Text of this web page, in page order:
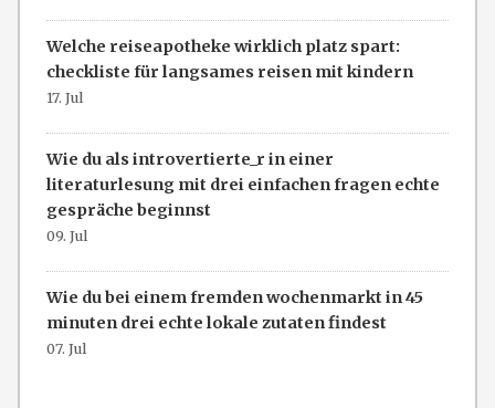
Welche reiseapotheke wirklich platz spart:
checkliste für langsames reisen mit kindern
17. Jul
Wie du als introvertierte_r in einer
literaturlesung mit drei einfachen fragen echte
gespräche beginnst
09. Jul
Wie du bei einem fremden wochenmarkt in 45
minuten drei echte lokale zutaten findest
07. Jul